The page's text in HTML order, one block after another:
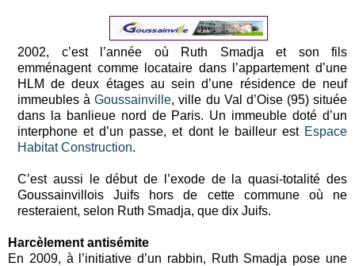
2002, c’est l’année où Ruth Smadja et son fils
emménagent comme locataire dans l’appartement d’une
HLM de deux étages au sein d’une résidence de neuf
immeubles àGoussainville, ville du Val d’Oise (95) située
dans la banlieue nord de Paris. Un immeuble doté d’un
interphone et d’un passe, et dont le bailleur est Espace
Habitat Construction.
C’est aussi le début de l’exode de la quasi-totalité des
Goussainvillois Juifs hors de cette commune où ne
resteraient, selon Ruth Smadja, que dix Juifs.
Harcèlement antisémite
En 2009, à l’initiative d’un rabbin, Ruth Smadja pose une